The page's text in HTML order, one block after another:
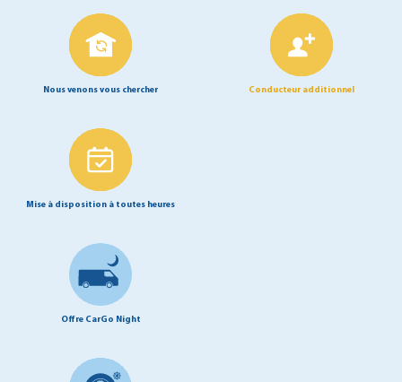
Nous venons vous chercher
Mise à disposition à toutes heures
Offre CarGo Night
Conducteur additionnel